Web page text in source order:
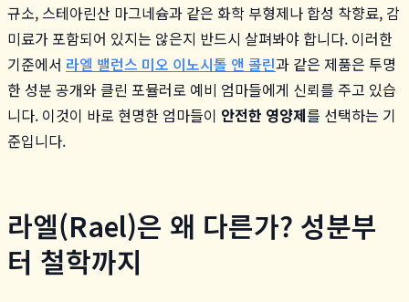
규소, 스테아린산 마그네슘과 같은 화학 부형제나 합성 착향료, 감
미료가 포함되어 있지는 않은지 반드시 살펴봐야 합니다. 이러한
기준에서 라엘 밸런스 미오 이노시톨 앤 콜린과 같은 제품은 투명
한 성분 공개와 클린 포뮬러로 예비 엄마들에게 신뢰를 주고 있습
니다. 이것이 바로 현명한 엄마들이 안전한 영양제를 선택하는 기
준입니다.
라엘(Rael)은 왜 다른가? 성분부
터 철학까지